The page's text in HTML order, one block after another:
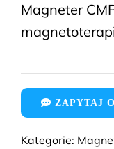
Magneter
ZAPYTAJ
Kategorie: